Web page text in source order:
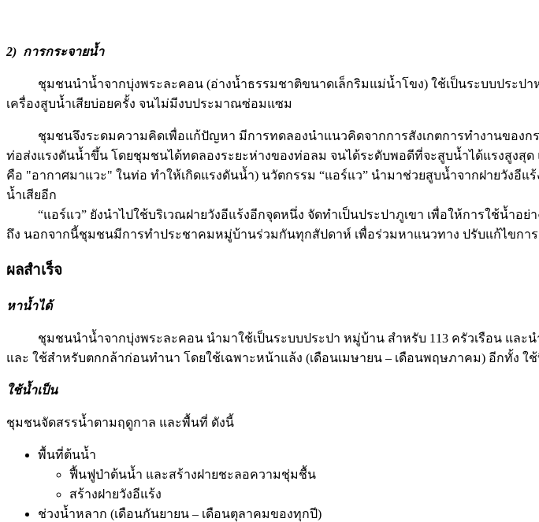
2) การกระจายน้ำ
ชุมชนนำน้ำจากบุ่งพระละคอน (อ่างน้ำธรรมชาติขนาดเล็กริมแม่น้ำโขง) ใช้เป็นระบบประ
เครื่องสูบน้ำเสียบ่อยครั้ง จนไม่มีงบประมาณซ่อมแซม
ชุมชนจึงระดมความคิดเพื่อแก้ปัญหา มีการทดลองนำแนวคิดจากการสังเกตการทำงานของ
ท่อส่งแรงดันน้ำขึ้น โดยชุมชนได้ทดลองระยะห่างของท่อลม จนได้ระดับพอดีที่จะสูบน้ำได้แรงสูงสุ
คือ "อากาศมาแวะ" ในท่อ ทำให้เกิดแรงดันน้ำ) นวัตกรรม “แอร์แว” นำมาช่วยสูบน้ำจากฝายวัง
น้ำเสียอีก
“แอร์แว” ยังนำไปใช้บริเวณฝายวังอีแร้งอีกจุดหนึ่ง จัดทำเป็นประปาภูเขา เพื่อให้การใช้น้ำ
ถึง นอกจากนี้ชุมชนมีการทำประชาคมหมู่บ้านร่วมกันทุกสัปดาห์ เพื่อร่วมหาแนวทาง ปรับแก้ไขกา
ผลสำเร็จ
หาน้ำได้
ชุมชนนำน้ำจากบุ่งพระละคอน นำมาใช้เป็นระบบประปา หมู่บ้าน สำหรับ 113 ครัวเรือน และ
และ ใช้สำหรับตกกล้าก่อนทำนา โดยใช้เฉพาะหน้าแล้ง (เดือนเมษายน – เดือนพฤษภาคม) อีกทั้ง
ใช้น้ำเป็น
ชุมชนจัดสรรน้ำตามฤดูกาล และพื้นที่ ดังนี้
พื้นที่ต้นน้ำ
ฟื้นฟูป่าต้นน้ำ และสร้างฝายชะลอความชุ่มชื้น
สร้างฝายวังอีแร้ง
ช่วงน้ำหลาก (เดือนกันยายน – เดือนตุลาคมของทุกปี)